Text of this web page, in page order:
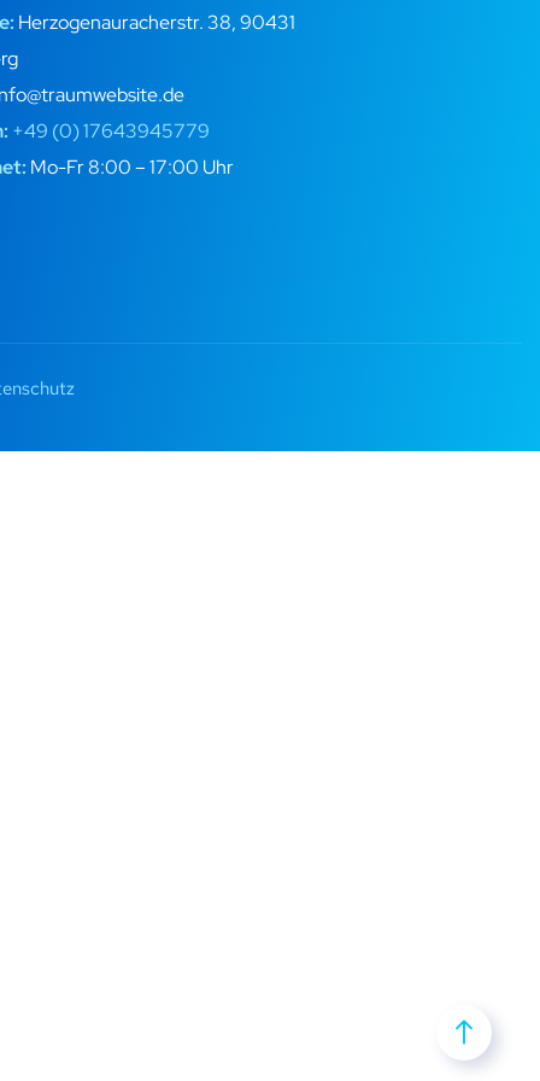
Herzogenauracherstr. 38, 90431
+49 (0) 17643945779
Mo-Fr 8:00 – 17:00 Uhr